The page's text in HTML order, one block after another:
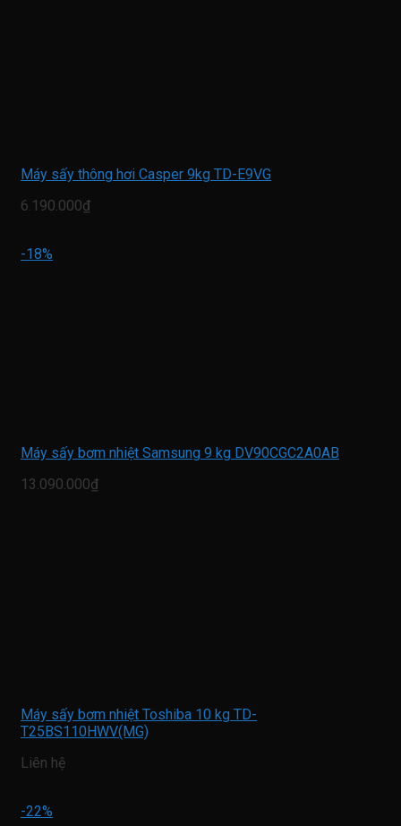
Máy sấy thông hơi Casper 9kg TD-E9VG
6.190.000₫
-18%
Máy sấy bơm nhiệt Samsung 9 kg DV90CGC2A0AB
13.090.000₫
Máy sấy bơm nhiệt Toshiba 10 kg TD-
T25BS110HWV(MG)
Liên hệ
-22%